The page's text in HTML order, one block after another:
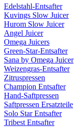
Edelstahl-Entsafter
Kuvings Slow Juicer
Hurom Slow Juicer
Angel Juicer
Omega Juicers
Green-Star-Entsafter
Sana by Omega Juicer
Weizengras-Entsafter
Zitruspressen
Champion Entsafter
Hand-Saftpressen
Saftpressen Ersatzteile
Solo Star Entsafter
Tribest Entsafter